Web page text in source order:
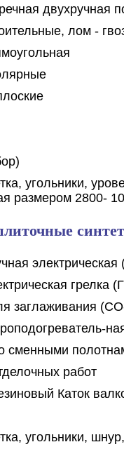
двухручная
лом -
угольники,
размером 2800-
грелка
заглаживания
сменными
работ
Каток
угольники,